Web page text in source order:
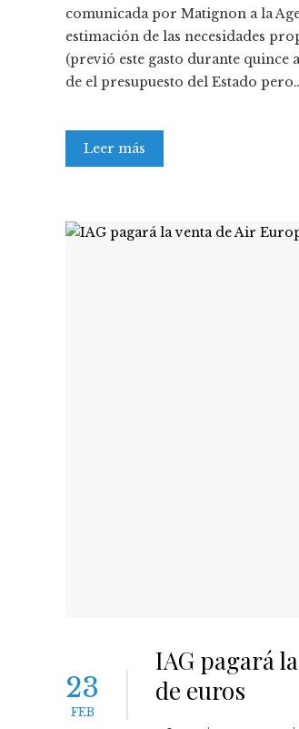
comunicada por Matignon a la
estimación de las necesidades
(previó este gasto durante quince
de el presupuesto del Estado
Leer más
23
FEB
IAG pagará
de euros